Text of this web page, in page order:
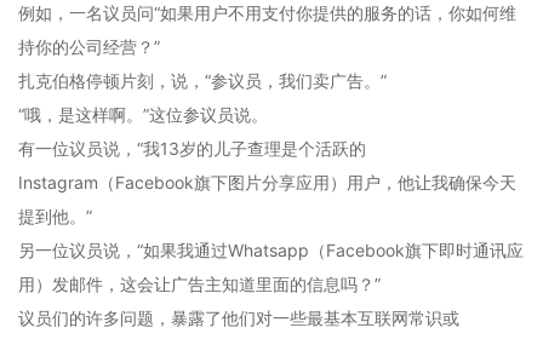
例如，一名议员问“如果用户不用支付你提供的服务的话，你如何维
持你的公司经营？”
扎克伯格停顿片刻，说，“参议员，我们卖广告。”
“哦，是这样啊。”这位参议员说。
有一位议员说，“我13岁的儿子查理是个活跃的
Instagram（Facebook旗下图片分享应用）用户，他让我确保今天
提到他。”
另一位议员说，“如果我通过Whatsapp（Facebook旗下即时通讯应
用）发邮件，这会让广告主知道里面的信息吗？”
议员们的许多问题，暴露了他们对一些最基本互联网常识或